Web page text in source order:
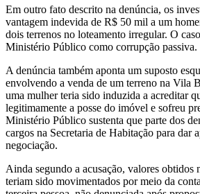
Em outro fato descrito na denúncia, os
vantagem indevida de R$ 50 mil a um
dois terrenos no loteamento irregular. O
Ministério Público como corrupção passiva.
A denúncia também aponta um suposto
envolvendo a venda de um terreno na Vila
uma mulher teria sido induzida a acreditar
legitimamente a posse do imóvel e sofreu
Ministério Público sustenta que parte dos
cargos na Secretaria de Habitação para dar
negociação.
Ainda segundo a acusação, valores obtidos
teriam sido movimentados por meio da